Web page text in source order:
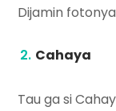
Dijamin
Cahaya
Tau ga si